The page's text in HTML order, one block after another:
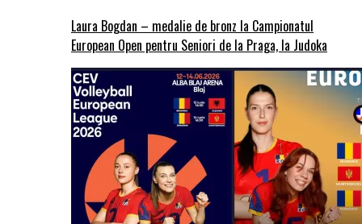
Laura Bogdan – medalie de bronz la Campionatul
European Open pentru Seniori de la Praga, la Judoka